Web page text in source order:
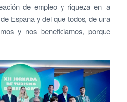
de empleo y riqueza en la
España y del que todos, de una
y nos beneficiamos, porque